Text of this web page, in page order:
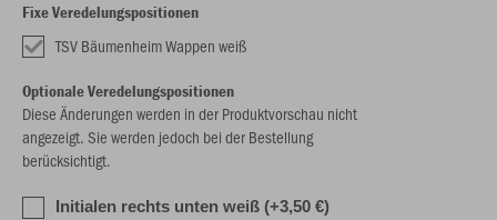
Fixe Veredelungspositionen
TSV Bäumenheim Wappen weiß
Optionale Veredelungspositionen
Diese Änderungen werden in der Produktvorschau nicht
angezeigt. Sie werden jedoch bei der Bestellung
berücksichtigt.
Initialen rechts unten weiß (+3,50 €)